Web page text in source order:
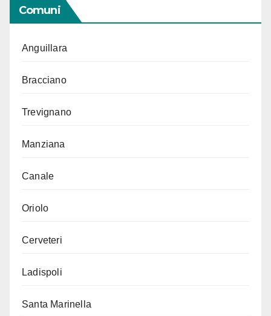
Comuni
Anguillara
Bracciano
Trevignano
Manziana
Canale
Oriolo
Cerveteri
Ladispoli
Santa Marinella